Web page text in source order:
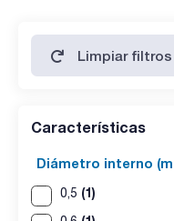
Limpiar filtros
Características
Diámetro interno
0,5 (1)